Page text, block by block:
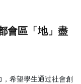
會區「地」盡
希望學生通过社會創